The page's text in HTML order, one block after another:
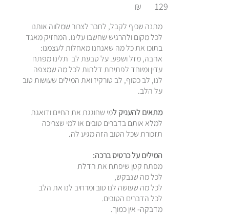
129
₪
מתנה שכיף לקבל, לחבר לצרור שמלווה אותנו
לכל מקום ולהרגיש שחשבו עלינו. המחזיק מאגד
בתוכו את כל מה שאנחנו מאחלות לעצמנו:
אהבה, מזל ושפע. על טבעת לב תלינו מפתח
עדין ומיוחד לפתיחת דלתות לכל מה שמצפה
לנו, לב כסוף, לב טורקיז ואת המילים שעושות טוב
על הלב.
מתאים להעניק למי שחוגגת את החיים ודואגת
למלא אותם בדברים טובים או למי שצריכה
תזכורת שכל הטוב הזה מגיע לה.
המילים על כרטיס ברכה:
מפתח קטן שיפתח את הדלת
לכל מה שנבקש,
לכל מה שעושה לנו טוב ומרחיב לנו את הלב
לכל הדברים הטובים.
מדבקה- אין כמוך.